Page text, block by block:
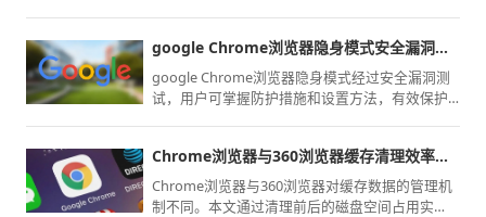
google Chrome浏览器隐身模式安全漏洞测试
google Chrome浏览器隐身模式经过安全漏洞测
试，用户可掌握防护措施和设置方法，有效保护
Chrome浏览器与360浏览器缓存清理效率对比
Chrome浏览器与360浏览器对缓存数据的管理机
制不同。本文通过清理前后的磁盘空间占用实